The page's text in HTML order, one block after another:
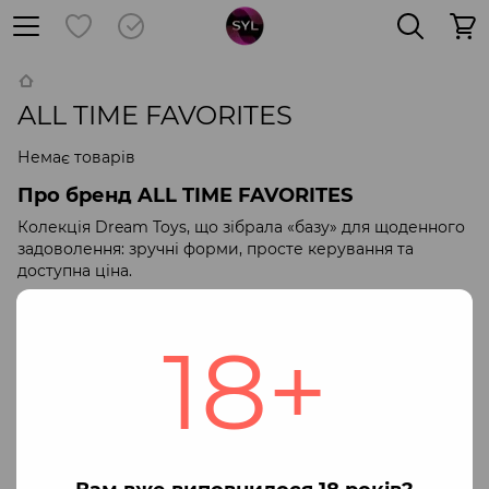
18+
ALL TIME FAVORITES
Немає товарів
Про бренд ALL TIME FAVORITES
Колекція Dream Toys, що зібрала «базу» для щоденного
задоволення: зручні форми, просте керування та
доступна ціна.
вакуумні аксесуари для сосків, гігієнічні насадки-
Практичні матеріали: еластичні полімери, силікон,
лубрикантами на водній основі.